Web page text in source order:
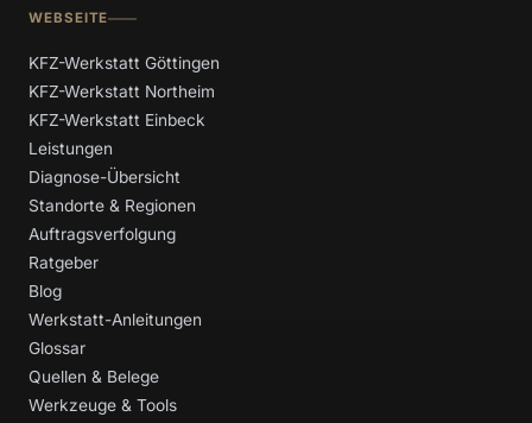
WEBSEITE
KFZ-Werkstatt Göttingen
KFZ-Werkstatt Northeim
KFZ-Werkstatt Einbeck
Leistungen
Diagnose-Übersicht
Standorte & Regionen
Auftragsverfolgung
Ratgeber
Blog
Werkstatt-Anleitungen
Glossar
Quellen & Belege
Werkzeuge & Tools